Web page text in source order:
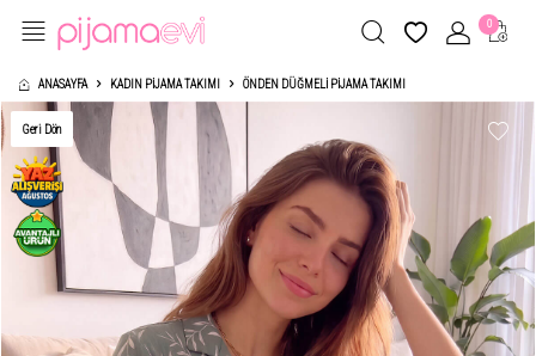
0
ANASAYFA KADIN PIJAMA TAKIMI ÖNDEN DÜĞMELI PIJAMA TAKIMI
Geri Dön